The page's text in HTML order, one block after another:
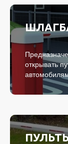
открывать